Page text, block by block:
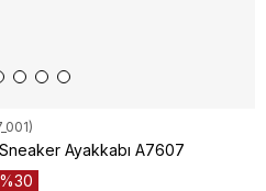
Ayakkabı A7607
30